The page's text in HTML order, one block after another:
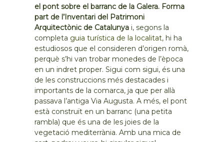
el pont sobre el barranc de la Galera. Forma
part de l’Inventari del Patrimoni
Arquitectònic de Catalunyai, segons la
completa guia turística de la localitat, hi ha
estudiosos que el consideren d’origen romà,
perquè s’hi van trobar monedes de l’època
en un indret proper. Sigui com sigui, és una
de les construccions més destacades i
importants de la comarca, ja que per allà
passava l’antiga Via Augusta. A més, el pont
està construït en un barranc (una petita
rambla) que és una de les joies de la
vegetació mediterrània. Amb una mica de